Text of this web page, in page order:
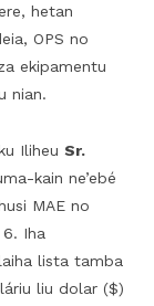
hetan
OPS no
ekipamentu
nian.
Iliheu Sr.
kain ne’ebé
MAE no
Iha
lista tamba
liu dolar ($)